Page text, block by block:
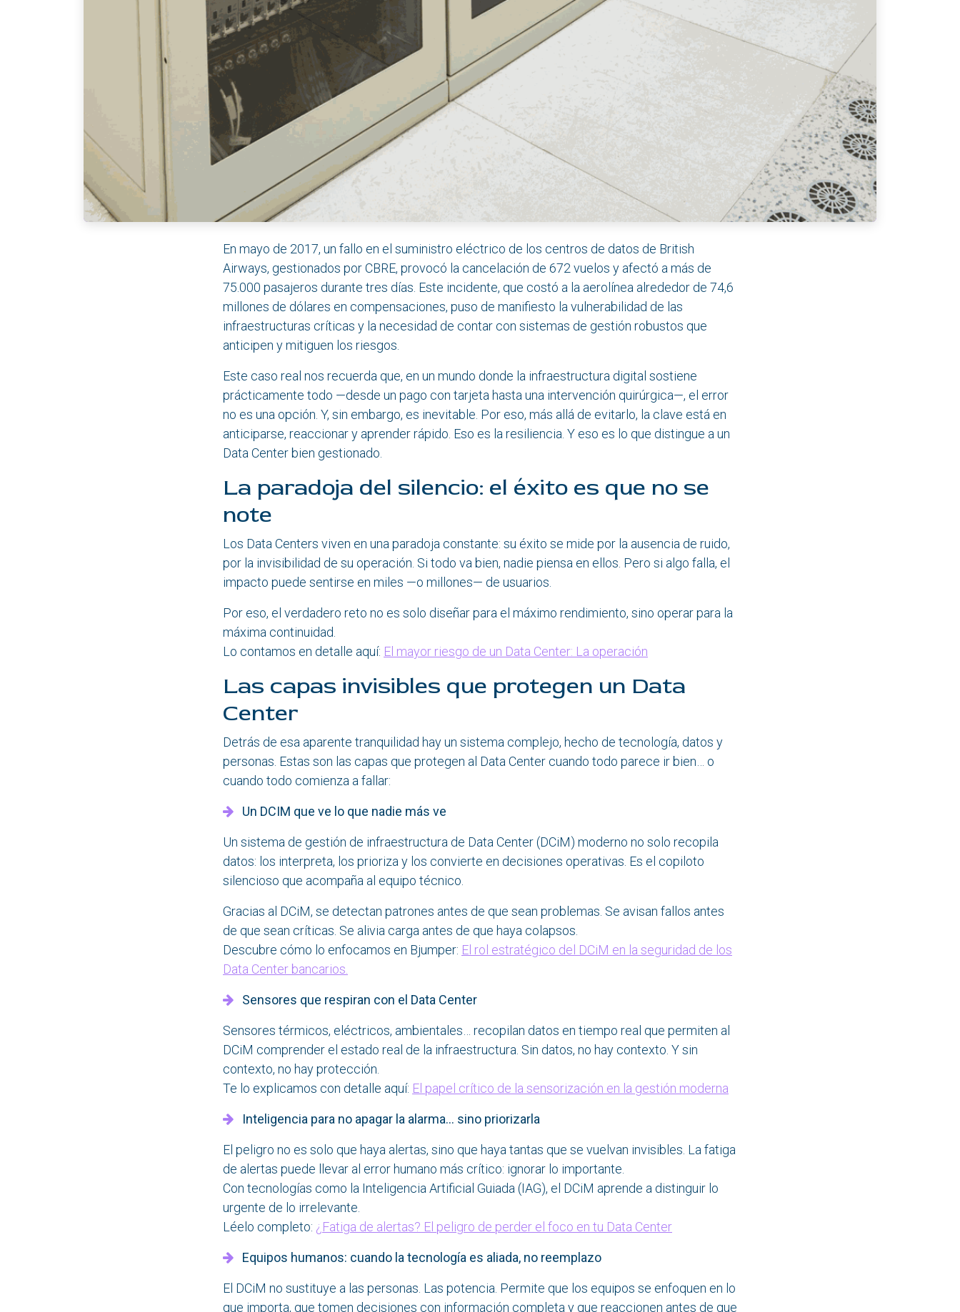
En mayo de 2017, un fallo en el suministro eléctrico de los centros de datos de British
Airways, gestionados por CBRE, provocó la cancelación de 672 vuelos y afectó a más de
75.000 pasajeros durante tres días. Este incidente, que costó a la aerolínea alrededor de 74,6
millones de dólares en compensaciones, puso de manifiesto la vulnerabilidad de las
infraestructuras críticas y la necesidad de contar con sistemas de gestión robustos que
anticipen y mitiguen los riesgos.
Este caso real nos recuerda que, en un mundo donde la infraestructura digital sostiene
prácticamente todo —desde un pago con tarjeta hasta una intervención quirúrgica—, el error
no es una opción. Y, sin embargo, es inevitable. Por eso, más allá de evitarlo, la clave está en
anticiparse, reaccionar y aprender rápido. Eso es la resiliencia. Y eso es lo que distingue a un
Data Center bien gestionado.
La paradoja del silencio: el éxito es que no se
note
Los Data Centers viven en una paradoja constante: su éxito se mide por la ausencia de ruido,
por la invisibilidad de su operación. Si todo va bien, nadie piensa en ellos. Pero si algo falla, el
impacto puede sentirse en miles —o millones— de usuarios.
Por eso, el verdadero reto no es solo diseñar para el máximo rendimiento, sino operar para la
máxima continuidad.
Lo contamos en detalle aquí: El mayor riesgo de un Data Center: La operación
Las capas invisibles que protegen un Data
Center
Detrás de esa aparente tranquilidad hay un sistema complejo, hecho de tecnología, datos y
personas. Estas son las capas que protegen al Data Center cuando todo parece ir bien… o
cuando todo comienza a fallar:
Un DCIM que ve lo que nadie más ve
Un sistema de gestión de infraestructura de Data Center (DCiM) moderno no solo recopila
datos: los interpreta, los prioriza y los convierte en decisiones operativas. Es el copiloto
silencioso que acompaña al equipo técnico.
Gracias al DCiM, se detectan patrones antes de que sean problemas. Se avisan fallos antes
de que sean críticas. Se alivia carga antes de que haya colapsos.
Descubre cómo lo enfocamos en Bjumper: El rol estratégico del DCiM en la seguridad de los
Data Center bancarios.
Sensores que respiran con el Data Center
Sensores térmicos, eléctricos, ambientales… recopilan datos en tiempo real que permiten al
DCiM comprender el estado real de la infraestructura. Sin datos, no hay contexto. Y sin
contexto, no hay protección.
Te lo explicamos con detalle aquí: El papel crítico de la sensorización en la gestión moderna
Inteligencia para no apagar la alarma... sino priorizarla
El peligro no es solo que haya alertas, sino que haya tantas que se vuelvan invisibles. La fatiga
de alertas puede llevar al error humano más crítico: ignorar lo importante.
Con tecnologías como la Inteligencia Artificial Guiada (IAG), el DCiM aprende a distinguir lo
urgente de lo irrelevante.
Léelo completo: ¿Fatiga de alertas? El peligro de perder el foco en tu Data Center
Equipos humanos: cuando la tecnología es aliada, no reemplazo
El DCiM no sustituye a las personas. Las potencia. Permite que los equipos se enfoquen en lo
que importa, que tomen decisiones con información completa y que reaccionen antes de que